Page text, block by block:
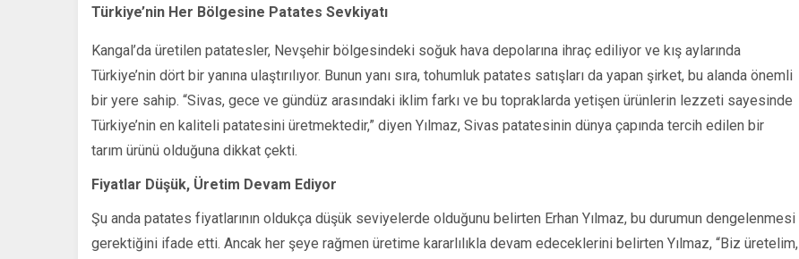
Türkiye’nin Her Bölgesine Patates Sevkiyatı
Kangal’da üretilen patatesler, Nevşehir bölgesindeki soğuk hava depolarına ihraç ediliyor ve kış aylarında
Türkiye’nin dört bir yanına ulaştırılıyor. Bunun yanı sıra, tohumluk patates satışları da yapan şirket, bu alanda önemli
bir yere sahip. “Sivas, gece ve gündüz arasındaki iklim farkı ve bu topraklarda yetişen ürünlerin lezzeti sayesinde
Türkiye’nin en kaliteli patatesini üretmektedir,” diyen Yılmaz, Sivas patatesinin dünya çapında tercih edilen bir
tarım ürünü olduğuna dikkat çekti.
Fiyatlar Düşük, Üretim Devam Ediyor
Şu anda patates fiyatlarının oldukça düşük seviyelerde olduğunu belirten Erhan Yılmaz, bu durumun dengelenmesi
gerektiğini ifade etti. Ancak her şeye rağmen üretime kararlılıkla devam edeceklerini belirten Yılmaz, “Biz üretelim,